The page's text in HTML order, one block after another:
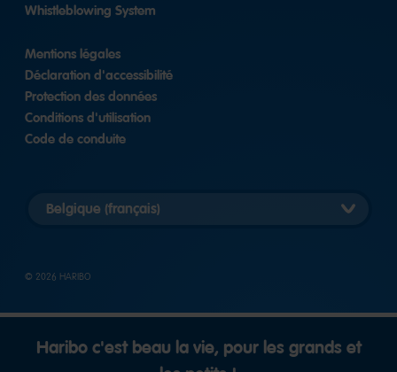
Whistleblowing System
Mentions légales
Déclaration d'accessibilité
Protection des données
Conditions d'utilisation
Code de conduite
pays
© 2026 HARIBO
Haribo c'est beau la vie, pour les grands et